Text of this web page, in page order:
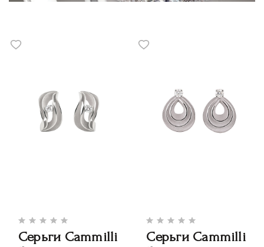
Серьги Cammilli Серьги Cammilli